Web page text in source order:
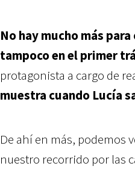
No hay mucho más
tampoco en el primer
protagonista a cargo de
muestra cuando Lucía
De ahí en más, podemos
nuestro recorrido por las